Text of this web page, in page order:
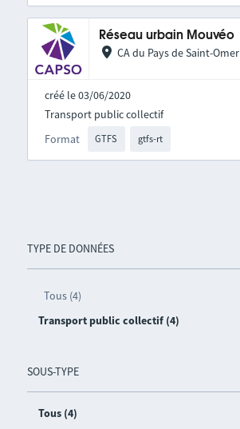
TYPE DE DONNÉES
Tous (4)
Transport public collectif (4)
SOUS-TYPE
Tous (4)
Réseau urbain Mouvéo
CA du Pays de Saint-Omer
créé le 03/06/2020
Format GTFS gtfs-rt
Transport public collectif